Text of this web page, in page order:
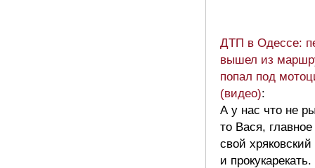
ДТП в Одессе:
вышел из
попал под
(видео):
А у нас что не
то Вася,
свой хряковский
и прокукарекать.